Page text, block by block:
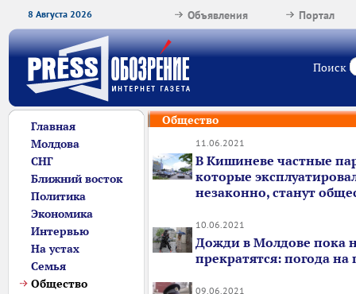
8 Августа 2026 Портал
Объявления
Поиск
Главная
Молдова
СНГ
Ближний восток
Политика
Экономика
Интервью
На устах
Семья
Общество
Общество
11.06.2021
В Кишиневе частные
которые
незаконно, станут
10.06.2021
Дожди в Молдове пока
прекратятся: погода на
09.06.2021